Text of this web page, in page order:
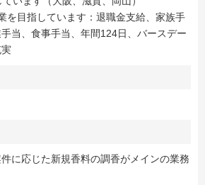
を目指しています：退職金支給、家族手
当、食事手当、年間124日、バースデー
に応じた新規香料の調香がメインの業務